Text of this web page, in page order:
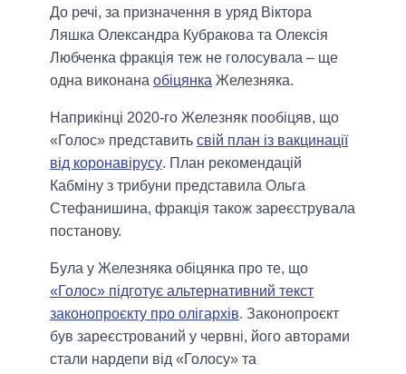
До речі, за призначення в уряд Віктора
Ляшка Олександра Кубракова та Олексія
Любченка фракція теж не голосувала – ще
одна виконана обіцянка Железняка.
Наприкінці 2020-го Железняк пообіцяв, що
«Голос» представить свій план із вакцинації
від коронавірусу. План рекомендацій
Кабміну з трибуни представила Ольга
Стефанишина, фракція також зареєструвала
постанову.
Була у Железняка обіцянка про те, що
«Голос» підготує альтернативний текст
законопроєкту про олігархів. Законопроєкт
був зареєстрований у червні, його авторами
стали нардепи від «Голосу» та